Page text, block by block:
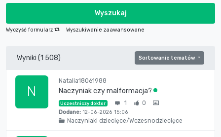
Wyszukaj
Wyczyść formularz Wyszukiwanie zaawansowane
Wyniki (1 508) Sortowanie tematów
N
Natalia18061988
Naczyniak czy malformacja?
Uczestniczy doktor 1 0
Dodane:12-06-2026 15:06
Naczyniaki dziecięce/Wczesnodziecięce